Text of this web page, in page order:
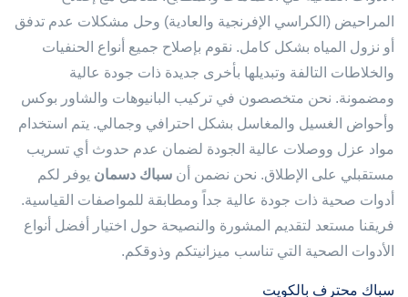
المراحيض (الكراسي الإفرنجية والعادية) وحل مشكلات عدم تدفق
أو نزول المياه بشكل كامل. نقوم بإصلاح جميع أنواع الحنفيات
والخلاطات التالفة وتبديلها بأخرى جديدة ذات جودة عالية
ومضمونة. نحن متخصصون في تركيب البانيوهات والشاور بوكس
وأحواض الغسيل والمغاسل بشكل احترافي وجمالي. يتم استخدام
مواد عزل ووصلات عالية الجودة لضمان عدم حدوث أي تسريب
مستقبلي على الإطلاق. نحن نضمن أن سباك دسمان يوفر لكم
أدوات صحية ذات جودة عالية جداً ومطابقة للمواصفات القياسية.
فريقنا مستعد لتقديم المشورة والنصيحة حول اختيار أفضل أنواع
الأدوات الصحية التي تناسب ميزانيتكم وذوقكم.
سباك محترف بالكويت